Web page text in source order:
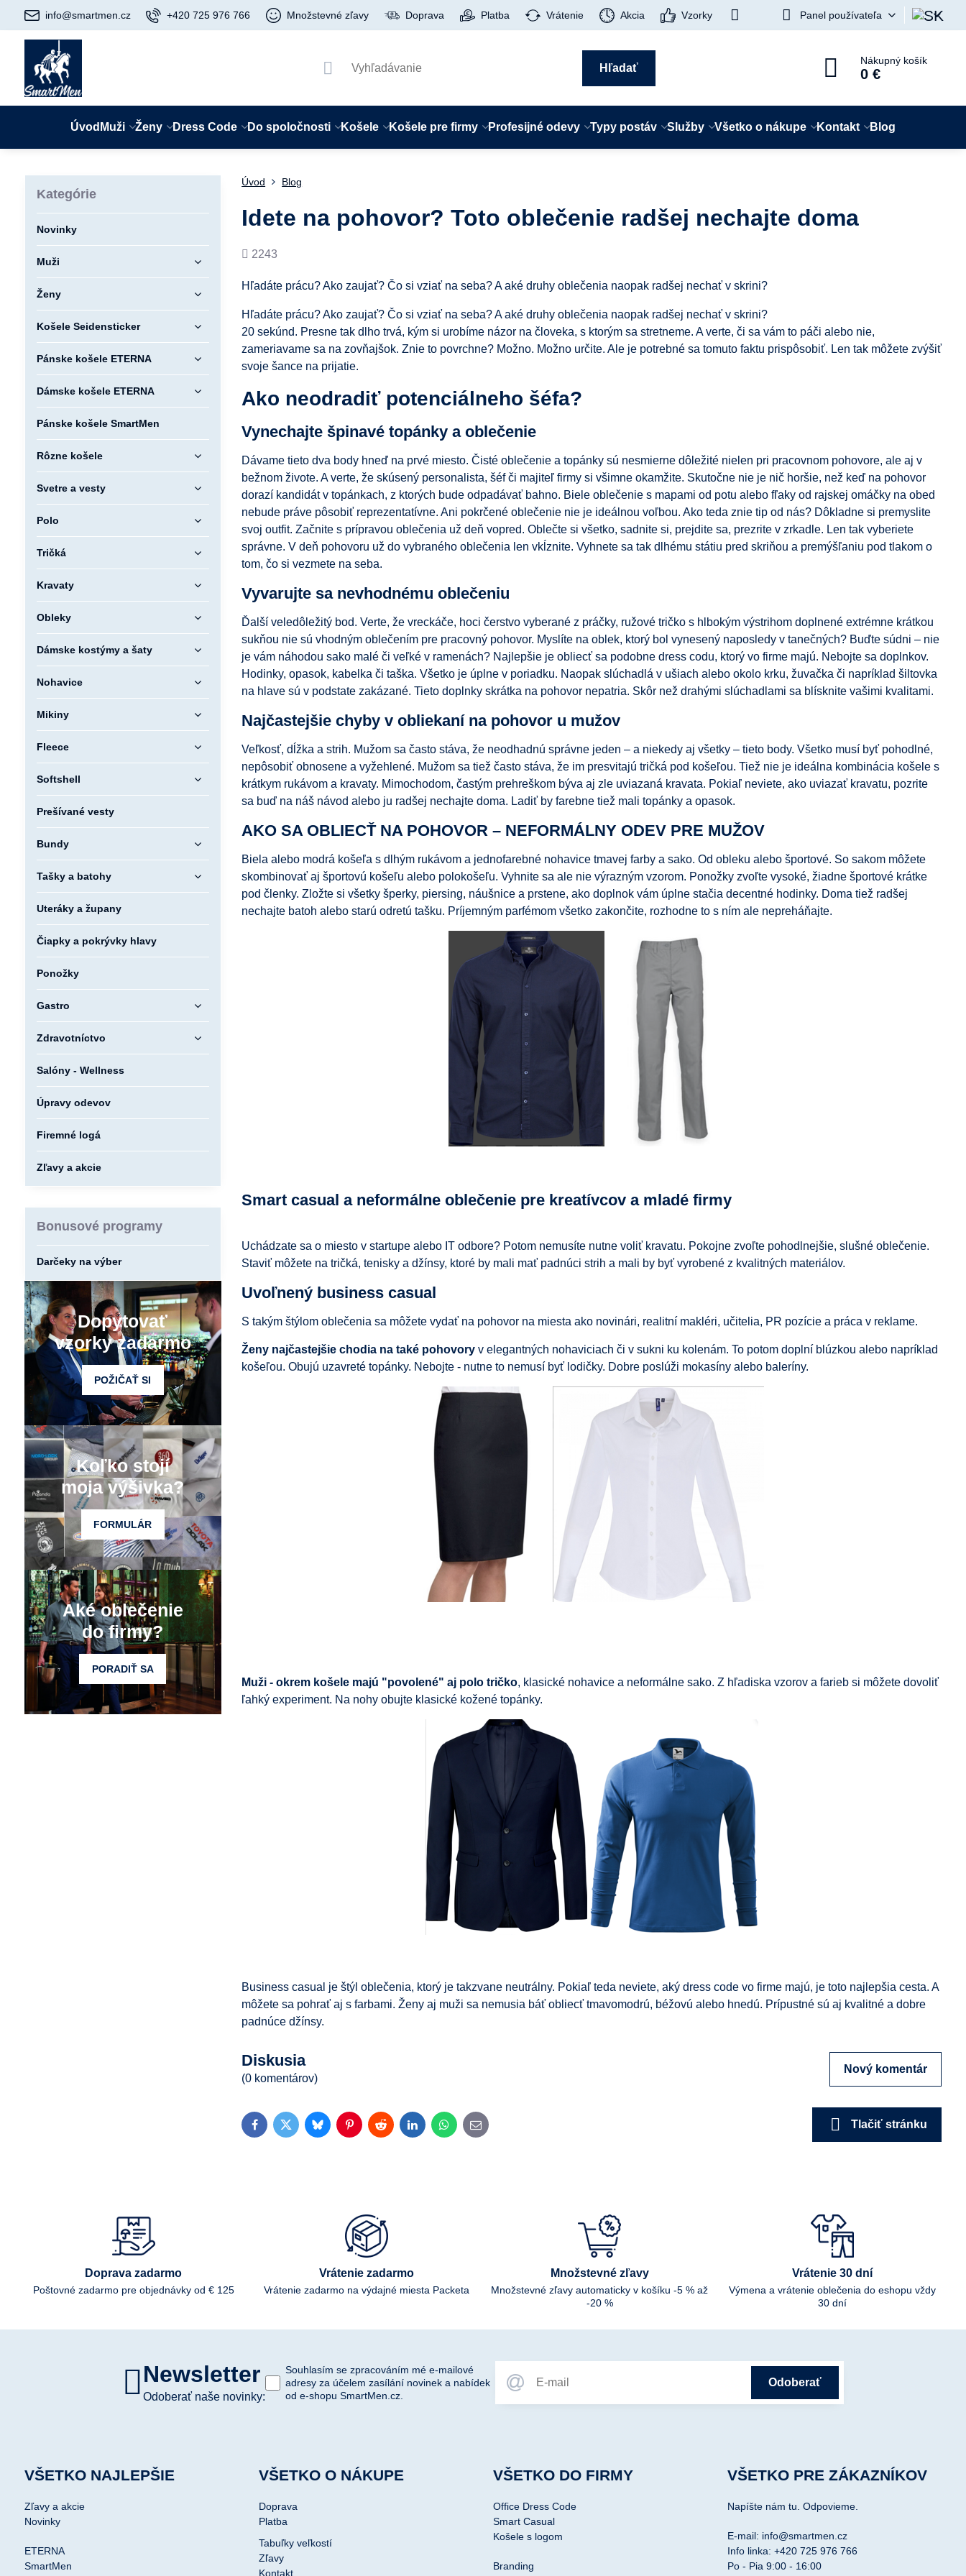
info@smartmen.cz +420 725 976 766 Množstevné zľavy Doprava Platba Vrátenie Akcia Vzorky Panel používateľa
Hľadať
Nákupný košík
0 €
Úvod Muži Ženy Dress Code Do spoločnosti Košele Košele pre firmy Profesijné odevy Typy postáv Služby Všetko o nákupe Kontakt Blog
Úvod Blog
Idete na pohovor? Toto oblečenie radšej nechajte doma
Počet
2243
Hľadáte prácu? Ako zaujať? Čo si vziať na seba? A aké druhy oblečenia naopak radšej nechať v skrini?
Hľadáte prácu? Ako zaujať? Čo si vziať na seba? A aké druhy oblečenia naopak radšej nechať v skrini?
20 sekúnd. Presne tak dlho trvá, kým si urobíme názor na človeka, s ktorým sa stretneme. A verte, či sa vám to páči alebo nie,
zameriavame sa na zovňajšok. Znie to povrchne? Možno. Možno určite. Ale je potrebné sa tomuto faktu prispôsobiť. Len tak môžete zvýšiť
svoje šance na prijatie.
Ako neodradiť potenciálneho šéfa?
Vynechajte špinavé topánky a oblečenie
Dávame tieto dva body hneď na prvé miesto. Čisté oblečenie a topánky sú nesmierne dôležité nielen pri pracovnom pohovore, ale aj v
bežnom živote. A verte, že skúsený personalista, šéf či majiteľ firmy si všimne okamžite. Skutočne nie je nič horšie, než keď na pohovor
dorazí kandidát v topánkach, z ktorých bude odpadávať bahno. Biele oblečenie s mapami od potu alebo fľaky od rajskej omáčky na obed
nebude práve pôsobiť reprezentatívne. Ani pokrčené oblečenie nie je ideálnou voľbou. Ako teda znie tip od nás? Dôkladne si premyslite
svoj outfit. Začnite s prípravou oblečenia už deň vopred. Oblečte si všetko, sadnite si, prejdite sa, prezrite v zrkadle. Len tak vyberiete
správne. V deň pohovoru už do vybraného oblečenia len vkĺznite. Vyhnete sa tak dlhému státiu pred skriňou a premýšľaniu pod tlakom o
tom, čo si vezmete na seba.
Vyvarujte sa nevhodnému oblečeniu
Ďalší veledôležitý bod. Verte, že vreckáče, hoci čerstvo vyberané z práčky, ružové tričko s hlbokým výstrihom doplnené extrémne krátkou
sukňou nie sú vhodným oblečením pre pracovný pohovor. Myslíte na oblek, ktorý bol vynesený naposledy v tanečných? Buďte súdni – nie
je vám náhodou sako malé či veľké v ramenách? Najlepšie je obliecť sa podobne dress codu, ktorý vo firme majú. Nebojte sa doplnkov.
Hodinky, opasok, kabelka či taška. Všetko je úplne v poriadku. Naopak slúchadlá v ušiach alebo okolo krku, žuvačka či napríklad šiltovka
na hlave sú v podstate zakázané. Tieto doplnky skrátka na pohovor nepatria. Skôr než drahými slúchadlami sa blísknite vašimi kvalitami.
Najčastejšie chyby v obliekaní na pohovor u mužov
Veľkosť, dĺžka a strih. Mužom sa často stáva, že neodhadnú správne jeden – a niekedy aj všetky – tieto body. Všetko musí byť pohodlné,
nepôsobiť obnosene a vyžehlené. Mužom sa tiež často stáva, že im presvitajú tričká pod košeľou. Tiež nie je ideálna kombinácia košele s
krátkym rukávom a kravaty. Mimochodom, častým prehreškom býva aj zle uviazaná kravata. Pokiaľ neviete, ako uviazať kravatu, pozrite
sa buď na náš návod alebo ju radšej nechajte doma. Ladiť by farebne tiež mali topánky a opasok.
AKO SA OBLIECŤ NA POHOVOR – NEFORMÁLNY ODEV PRE MUŽOV
Biela alebo modrá košeľa s dlhým rukávom a jednofarebné nohavice tmavej farby a sako. Od obleku alebo športové. So sakom môžete
skombinovať aj športovú košeľu alebo polokošeľu. Vyhnite sa ale nie výrazným vzorom. Ponožky zvoľte vysoké, žiadne športové krátke
pod členky. Zložte si všetky šperky, piersing, náušnice a prstene, ako doplnok vám úplne stačia decentné hodinky. Doma tiež radšej
nechajte batoh alebo starú odretú tašku. Príjemným parfémom všetko zakončite, rozhodne to s ním ale nepreháňajte.
Smart casual a neformálne oblečenie pre kreatívcov a mladé firmy
Uchádzate sa o miesto v startupe alebo IT odbore? Potom nemusíte nutne voliť kravatu. Pokojne zvoľte pohodlnejšie, slušné oblečenie.
Staviť môžete na tričká, tenisky a džínsy, ktoré by mali mať padnúci strih a mali by byť vyrobené z kvalitných materiálov.
Uvoľnený business casual
S takým štýlom oblečenia sa môžete vydať na pohovor na miesta ako novinári, realitní makléri, učitelia, PR pozície a práca v reklame.
Ženy najčastejšie chodia na také pohovory v elegantných nohaviciach či v sukni ku kolenám. To potom doplní blúzkou alebo napríklad
košeľou. Obujú uzavreté topánky. Nebojte - nutne to nemusí byť lodičky. Dobre poslúži mokasíny alebo baleríny.
Muži - okrem košele majú "povolené" aj polo tričko, klasické nohavice a neformálne sako. Z hľadiska vzorov a farieb si môžete dovoliť
ľahký experiment. Na nohy obujte klasické kožené topánky.
Business casual je štýl oblečenia, ktorý je takzvane neutrálny. Pokiaľ teda neviete, aký dress code vo firme majú, je toto najlepšia cesta. A
môžete sa pohrať aj s farbami. Ženy aj muži sa nemusia báť obliecť tmavomodrú, béžovú alebo hnedú. Prípustné sú aj kvalitné a dobre
padnúce džínsy.
Diskusia
(0 komentárov)
Nový komentár
FacebookTwitterBlueskyPinterestRedditLinkedInWhatsApp
E-
mail
Tlačiť stránku
Kategórie
Novinky
Muži
Ženy
Košele Seidensticker
Pánske košele ETERNA
Dámske košele ETERNA
Pánske košele SmartMen
Rôzne košele
Svetre a vesty
Polo
Tričká
Kravaty
Obleky
Dámske kostýmy a šaty
Nohavice
Mikiny
Fleece
Softshell
Prešívané vesty
Bundy
Tašky a batohy
Uteráky a župany
Čiapky a pokrývky hlavy
Ponožky
Gastro
Zdravotníctvo
Salóny - Wellness
Úpravy odevov
Firemné logá
Zľavy a akcie
Bonusové programy
Darčeky na výber
Dopytovať
vzorky zadarmo
POŽIČAŤ SI
Koľko stojí
moja výšivka?
FORMULÁR
Aké oblečenie
do firmy?
PORADIŤ SA
Doprava zadarmo
Poštovné zadarmo pre objednávky od € 125
Vrátenie zadarmo
Vrátenie zadarmo na výdajné miesta Packeta
Množstevné zľavy
Množstevné zľavy automaticky v košíku -5 % až
-20 %
Vrátenie 30 dní
Výmena a vrátenie oblečenia do eshopu vždy
30 dní
Newsletter
Odoberať naše novinky:
Odoberať
Souhlasím se zpracováním mé e-mailové
adresy za účelem zasílání novinek a nabídek
od e-shopu SmartMen.cz.
VŠETKO NAJLEPŠIE
Zľavy a akcie
Novinky
ETERNA
SmartMen
VŠETKO O NÁKUPE
Doprava
Platba
Tabuľky veľkostí
Zľavy
Kontakt
VŠETKO DO FIRMY
Office Dress Code
Smart Casual
Košele s logom
Branding
VŠETKO PRE ZÁKAZNÍKOV
Napíšte nám tu. Odpovieme.
E-mail: info@smartmen.cz
Info linka: +420 725 976 766
Po - Pia 9:00 - 16:00